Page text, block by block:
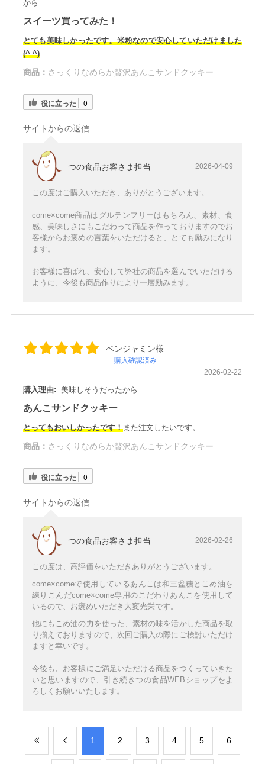
から
スイーツ買ってみた！
とても美味しかったです。米粉なので安心していただけました
(^ ^)
商品： さっくりなめらか贅沢あんこサンドクッキー
役に立った 0
サイトからの返信
つの食品お客さま担当 2026-04-09
この度はご購入いただき、ありがとうございます。
come×come商品はグルテンフリーはもちろん、素材、食
感、美味しさにもこだわって商品を作っておりますのでお
客様からお褒めの言葉をいただけると、とても励みになり
ます。
お客様に喜ばれ、安心して弊社の商品を選んでいただける
ように、今後も商品作りにより一層励みます。
ベンジャミン様
購入確認済み
2026-02-22
購入理由: 美味しそうだったから
あんこサンドクッキー
とってもおいしかったです！また注文したいです。
商品： さっくりなめらか贅沢あんこサンドクッキー
役に立った 0
サイトからの返信
つの食品お客さま担当 2026-02-26
この度は、高評価をいただきありがとうございます。
come×comeで使用しているあんこは和三盆糖とこめ油を
練りこんだcome×come専用のこだわりあんこを使用して
いるので、お褒めいただき大変光栄です。
他にもこめ油の力を使った、素材の味を活かした商品を取
り揃えておりますので、次回ご購入の際にご検討いただけ
ますと幸いです。
今後も、お客様にご満足いただける商品をつくっていきた
いと思いますので、引き続きつの食品WEBショップをよ
ろしくお願いいたします。
​1 ​2 ​3 ​4 ​5 ​6